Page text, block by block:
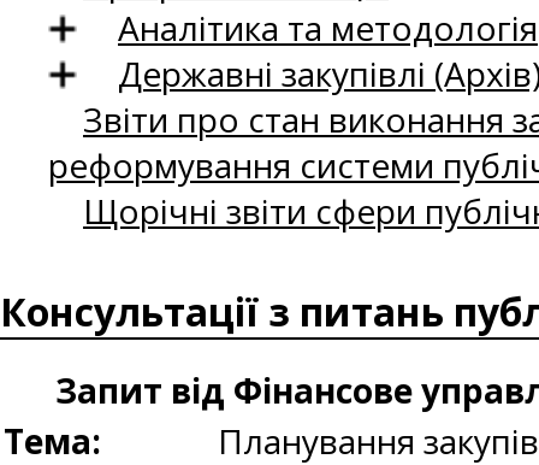
Аналітика та методологія
Державні закупівлі
Звіти про стан виконання
реформування системи
Щорічні звіти сфери
Консультації з питань
Запит від Фінансове
Тема:
Планування